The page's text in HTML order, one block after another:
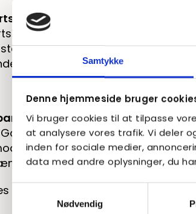
Samtykke
Denne hjemmeside bruger
Vi bruger cookies til at tilpasse
at analysere vores trafik. Vi deler
inden for sociale medier,
data med andre oplysninger, du
Nødvendig
anvendes af eksterne
over besøg og adfærd.
til analyseformål.
Analytics til at føre statistik
anonymiserede trafikdata
du er på dem.
ikke personfølsomme oplysninger